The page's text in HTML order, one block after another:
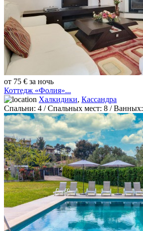
от 75 € за ночь
Коттедж «Фолия»...
Халкидики, Кассандра
Спальни: 4 / Спальных мест: 8 /Ванных: